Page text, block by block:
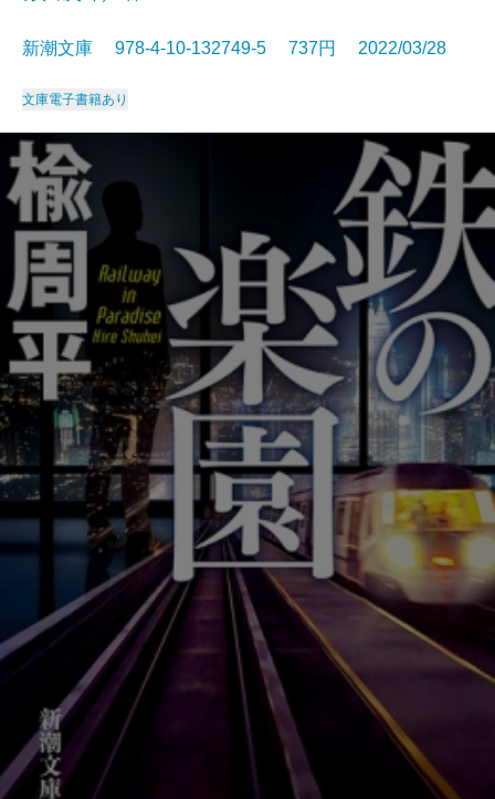
新潮文庫 978-4-10-132749-5 737円 2022/03/28
文庫電子書籍あり